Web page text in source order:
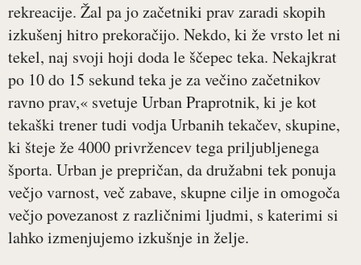
rekreacije. Žal pa jo začetniki prav zaradi skopih
izkušenj hitro prekoračijo. Nekdo, ki že vrsto let ni
tekel, naj svoji hoji doda le ščepec teka. Nekajkrat
po 10 do 15 sekund teka je za večino začetnikov
ravno prav,« svetuje Urban Praprotnik, ki je kot
tekaški trener tudi vodja Urbanih tekačev, skupine,
ki šteje že 4000 privržencev tega priljubljenega
športa. Urban je prepričan, da družabni tek ponuja
večjo varnost, več zabave, skupne cilje in omogoča
večjo povezanost z različnimi ljudmi, s katerimi si
lahko izmenjujemo izkušnje in želje.